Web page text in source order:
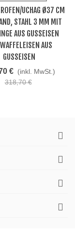
UCHAG Ø37 CM
STAHL 3 MM MIT
AUS GUSSEISEN
AUS
GUSSEISEN
€ (inkl. MwSt.)
318,70 €